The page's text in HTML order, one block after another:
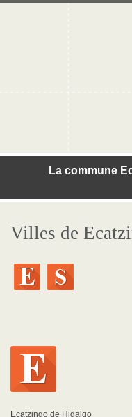
La commune
Villes de
Ecatzingo de Hidalgo